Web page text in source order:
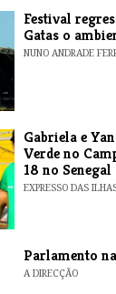
Festival
Gatas o
NUNO ANDRADE
Gabriela e
Verde no
18 no Senegal
EXPRESSO DAS
Parlamento
A DIRECÇÃO